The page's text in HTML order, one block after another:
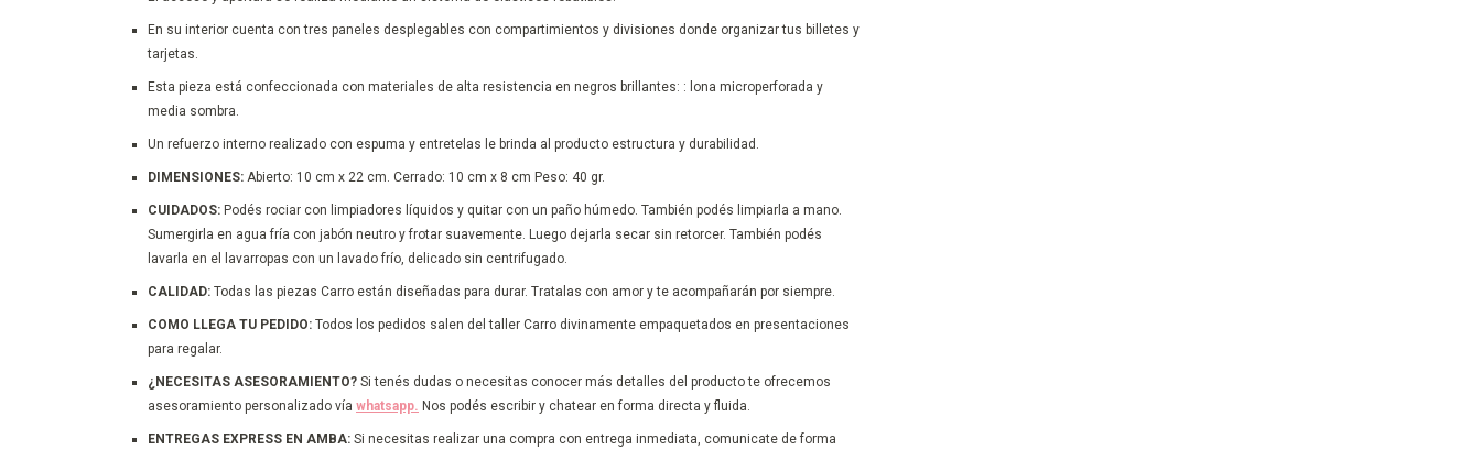
En su interior cuenta con tres paneles desplegables con compartimientos y divisiones donde organizar tus billetes y
tarjetas.
Esta pieza está confeccionada con materiales de alta resistencia en negros brillantes: : lona microperforada y
media sombra.
Un refuerzo interno realizado con espuma y entretelas le brinda al producto estructura y durabilidad.
DIMENSIONES: Abierto: 10 cm x 22 cm. Cerrado: 10 cm x 8 cm Peso: 40 gr.
CUIDADOS: Podés rociar con limpiadores líquidos y quitar con un paño húmedo. También podés limpiarla a mano.
Sumergirla en agua fría con jabón neutro y frotar suavemente. Luego dejarla secar sin retorcer. También podés
lavarla en el lavarropas con un lavado frío, delicado sin centrifugado.
CALIDAD: Todas las piezas Carro están diseñadas para durar. Tratalas con amor y te acompañarán por siempre.
COMO LLEGA TU PEDIDO: Todos los pedidos salen del taller Carro divinamente empaquetados en presentaciones
para regalar.
¿NECESITAS ASESORAMIENTO? Si tenés dudas o necesitas conocer más detalles del producto te ofrecemos
asesoramiento personalizado vía whatsapp. Nos podés escribir y chatear en forma directa y fluida.
ENTREGAS EXPRESS EN AMBA: Si necesitas realizar una compra con entrega inmediata, comunicate de forma